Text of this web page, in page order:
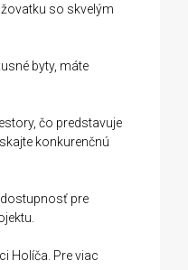
so skvelým
byty, máte
čo predstavuje
konkurenčnú
pre
Holíča. Pre viac